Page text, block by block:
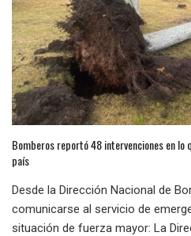
Bomberos reportó 48 intervenciones en lo
país
Desde la Dirección Nacional de
comunicarse al servicio de
situación de fuerza mayor: La